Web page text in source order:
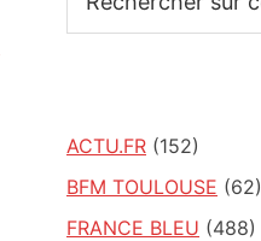
sur
ACTU.FR (152)
BFM TOULOUSE (62)
FRANCE BLEU (488)